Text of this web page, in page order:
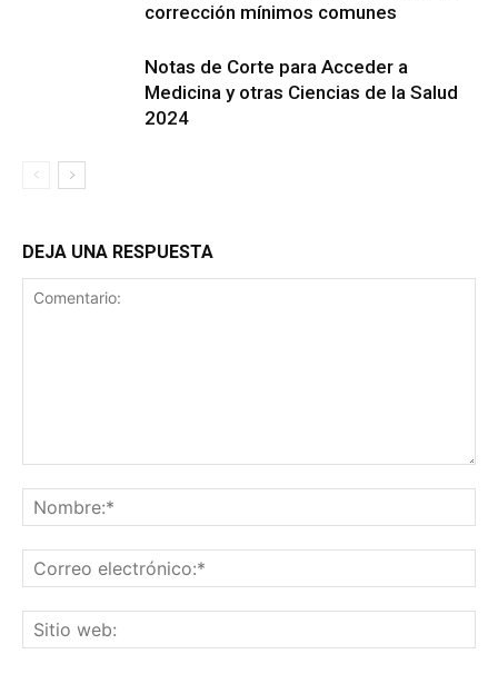
corrección mínimos comunes
Notas de Corte para Acceder a
Medicina y otras Ciencias de la Salud
2024
DEJA UNA RESPUESTA